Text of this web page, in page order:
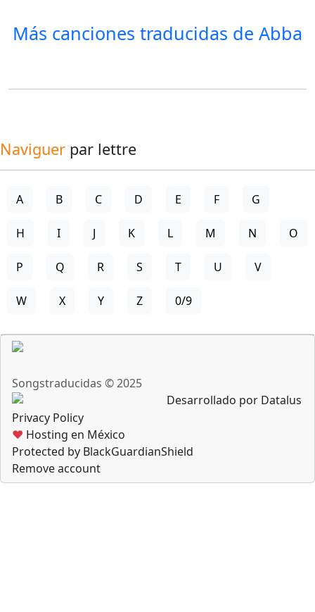
Más canciones traducidas de Abba
Naviguer par lettre
A B C D E F G
H I J K L M N O
P Q R S T U V
W X Y Z 0/9
Songstraducidas © 2025
Desarrollado por Datalus
Privacy Policy
♥ Hosting en México
Protected by BlackGuardianShield
Remove account